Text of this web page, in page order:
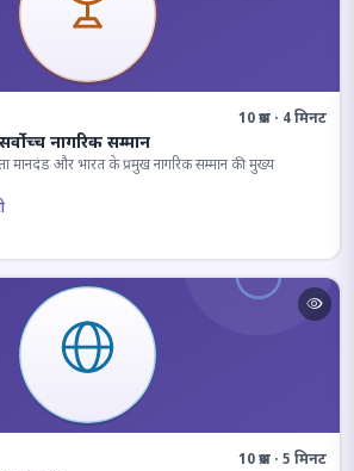
10 प्रश्न · 4 मिनट
नागरिक सम्मान
मानदंड और भारत के प्रमुख नागरिक सम्मान की मुख्य
10 प्रश्न · 5 मिनट